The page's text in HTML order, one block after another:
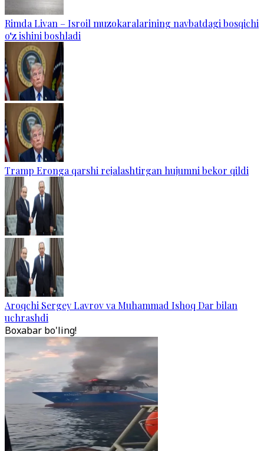
Rimda Livan – Isroil muzokaralarining navbatdagi bosqichi
o‘z ishini boshladi
Tramp Eronga qarshi rejalashtirgan hujumni bekor qildi
Aroqchi Sergey Lavrov va Muhammad Ishoq Dar bilan
uchrashdi
Boxabar bo'ling!